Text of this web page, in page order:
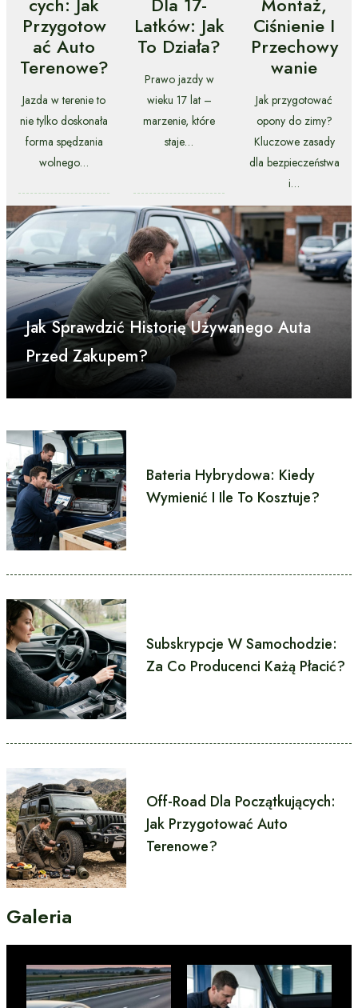
Przygotow
Ać Auto
Terenowe?
Jazda w terenie to
nie tylko doskonała
forma spędzania
wolnego…
Latków: Jak
To Działa?
Prawo jazdy w
wieku 17 lat –
marzenie, które
staje…
Ciśnienie I
Przechowy
Wanie
Jak przygotować
opony do zimy?
Kluczowe zasady
dla bezpieczeństwa
i…
Jak Sprawdzić Historię Używanego Auta
Przed Zakupem?
Bateria Hybrydowa: Kiedy
Wymienić I Ile To Kosztuje?
Subskrypcje W Samochodzie:
Za Co Producenci Każą Płacić?
Off-Road Dla Początkujących:
Jak Przygotować Auto
Terenowe?
Galeria